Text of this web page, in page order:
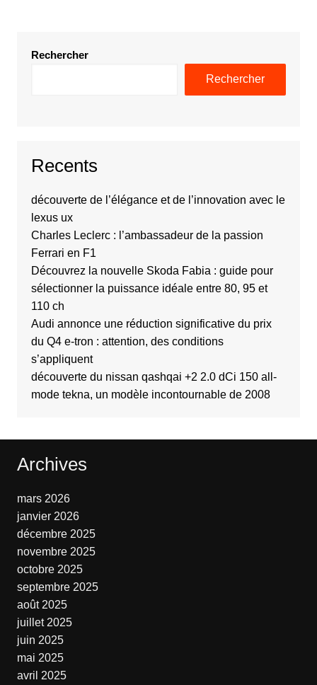
Rechercher
Rechercher
Recents
découverte de l’élégance et de l’innovation avec le
lexus ux
Charles Leclerc : l’ambassadeur de la passion
Ferrari en F1
Découvrez la nouvelle Skoda Fabia : guide pour
sélectionner la puissance idéale entre 80, 95 et
110 ch
Audi annonce une réduction significative du prix
du Q4 e-tron : attention, des conditions
s’appliquent
découverte du nissan qashqai +2 2.0 dCi 150 all-
mode tekna, un modèle incontournable de 2008
Archives
mars 2026
janvier 2026
décembre 2025
novembre 2025
octobre 2025
septembre 2025
août 2025
juillet 2025
juin 2025
mai 2025
avril 2025